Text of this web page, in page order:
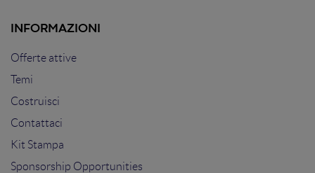
INFORMAZIONI
Offerte attive
Temi
Costruisci
Contattaci
Kit Stampa
Sponsorship Opportunities